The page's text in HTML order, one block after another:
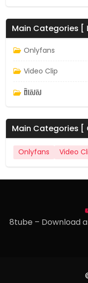
Main Categories [
Onlyfans
Video Clip
ពិសេស
Main Categories [
Onlyfans Video
8tube – Download